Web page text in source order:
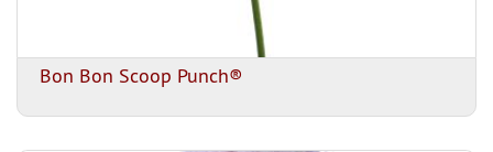
Bon Bon Scoop Punch®